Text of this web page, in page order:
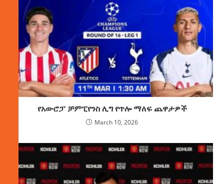
የአውሮፓ ቻምፒየንስ ሊግ የጥሎ ማለፍ ጨዋታዎች
March 10, 2026